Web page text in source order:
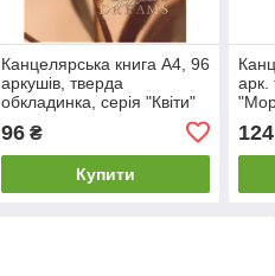
Канцелярська книга А4, 96
аркушів, тверда
обкладинка, серія "Квіти"
96₴
Купити
арк.
124